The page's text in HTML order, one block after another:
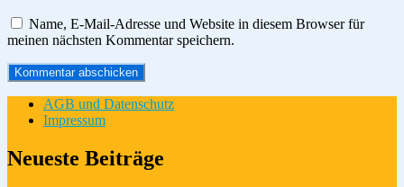
Name, E-Mail-Adresse und Website in diesem Browser für
meinen nächsten Kommentar speichern.
AGB und Datenschutz
Impressum
Neueste Beiträge